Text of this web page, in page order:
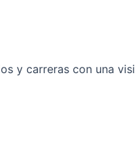
y carreras con una